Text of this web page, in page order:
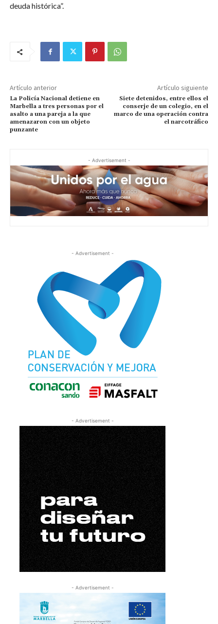
deuda histórica”.
Artículo anterior
La Policía Nacional detiene en
Marbella a tres personas por el
asalto a una pareja a la que
amenazaron con un objeto
punzante
Artículo siguiente
Siete detenidos, entre ellos el
conserje de un colegio, en el
marco de una operación contra
el narcotráfico
- Advertisement -
- Advertisement -
- Advertisement -
- Advertisement -